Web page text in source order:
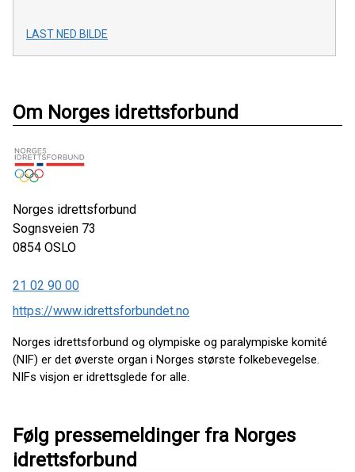
LAST NED BILDE
Om Norges idrettsforbund
Norges idrettsforbund
Sognsveien 73
0854 OSLO
21 02 90 00
https://www.idrettsforbundet.no
Norges idrettsforbund og olympiske og paralympiske komité
(NIF) er det øverste organ i Norges største folkebevegelse.
NIFs visjon er idrettsglede for alle.
Følg pressemeldinger fra Norges
idrettsforbund